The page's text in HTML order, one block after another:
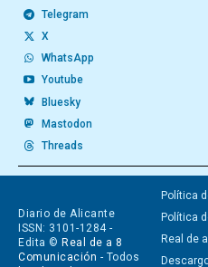
Telegram
X
WhatsApp
Youtube
Bluesky
Mastodon
Threads
Diario de Alicante
ISSN: 3101-1284 -
Edita © Real de a 8
Comunicación - Todos
Política
Política
Real de